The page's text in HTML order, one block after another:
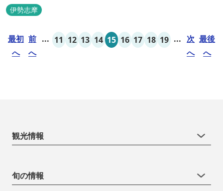
呂（有料）、足湯に湯上がり処などもございますので、湯浴みの一
日をお過ごしいただけます。 お料理についても、「詩季バイキン
も楽しめます、また海の幸を...
伊勢志摩
最初
へ
前
へ
... 11 12 13 14 15 16 17 18 19 ... 次
へ
最後
へ
観光情報
旬の情報